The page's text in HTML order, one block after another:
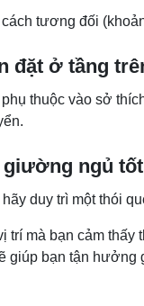
tương đối
đặt ở tầng
thuộc vào sở
giường ngủ
duy trì một thói
trí mà bạn cảm thấy
giúp bạn tận